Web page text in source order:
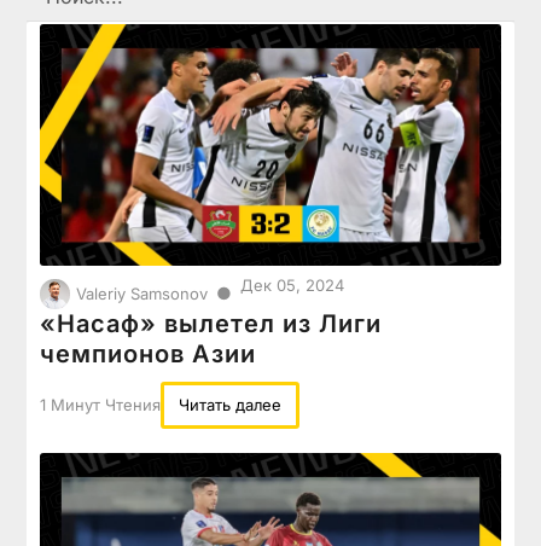
Valeriy Samsonov ● Дек 05, 2024
«Насаф» вылетел из Лиги
чемпионов Азии
1 Минут Чтения Читать далее